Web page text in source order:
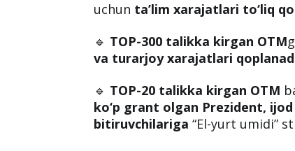
uchun ta’lim xarajatlari to‘liq
🔹 TOP-300 talikka kirgan OTM
va turarjoy xarajatlari
🔹 TOP-20 talikka kirgan OTM
ko‘p grant olgan Prezident,
bitiruvchilariga “El-yurt umidi”